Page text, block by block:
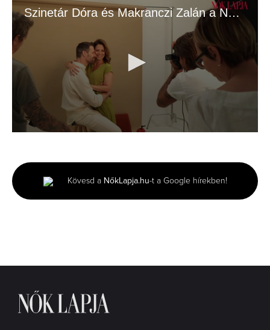
Szinetár Dóra és Makranczi Zalán a Nők Lapja címlapján
minutes,
31
seconds
Kövesd a NőkLapja.hu-t a Google hírekben!